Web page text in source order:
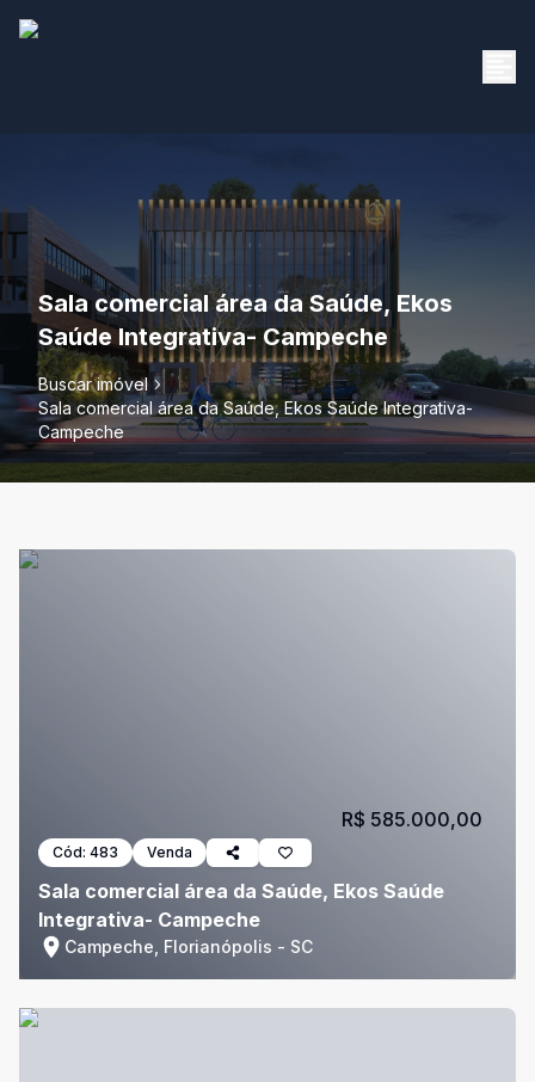
Sala comercial área da Saúde, Ekos
Saúde Integrativa- Campeche
Buscar imóvel
Sala comercial área da Saúde, Ekos Saúde Integrativa-
Campeche
Cód: 483 Venda
Sala comercial área da Saúde, Ekos Saúde
Integrativa- Campeche
Campeche, Florianópolis - SC
R$ 585.000,00